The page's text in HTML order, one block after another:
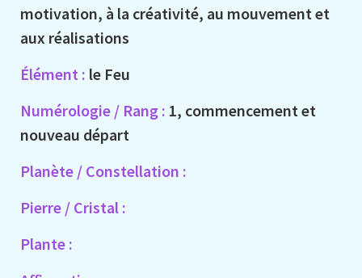
motivation, à la créativité, au mouvement et
aux réalisations
Élément : le Feu
Numérologie / Rang : 1, commencement et
nouveau départ
Planète / Constellation :
Pierre / Cristal :
Plante :